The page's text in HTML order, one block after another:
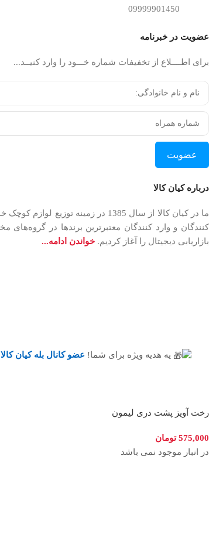
09999901450
عضویت در خبرنامه
برای اطــــلاع از تخفیفات شماره خـــود را وارد کنیــد...
عضویت
درباره کیان کالا
بازاریابی دیجیتال را آغاز کردیم. خواندن ادامه...
یه هدیه ویژه برای شما! عضو کانال بله کیان کالا
رخت آویز پشت دری لیمون
575,000 تومان
در انبار موجود نمی باشد